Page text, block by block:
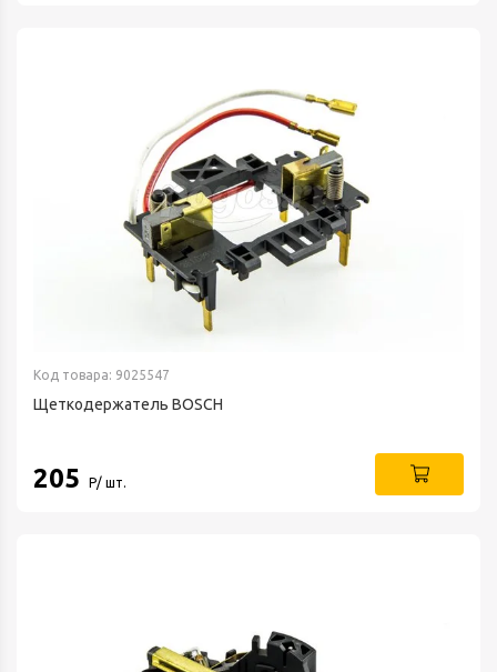
Код товара: 9025547
Щеткодержатель BOSCH
205 Р/ шт.